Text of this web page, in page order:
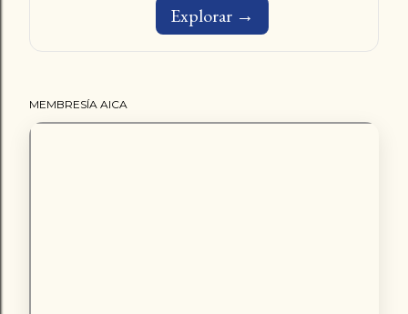
Explorar →
MEMBRESÍA AICA